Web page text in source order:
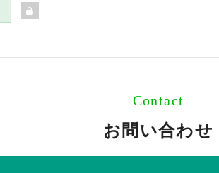
Contact
お問い合わせ